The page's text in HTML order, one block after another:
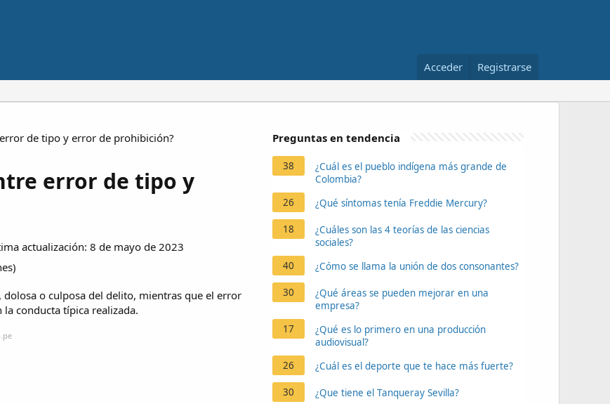
Acceder Registrarse
de tipo y error de prohibición?
error de tipo y
actualización: 8 de mayo de 2023
)
o culposa del delito, mientras que el error
conducta típica realizada.
Preguntas en tendencia
38
¿Cuál es el pueblo indígena más grande de
Colombia?
26
¿Qué síntomas tenía Freddie Mercury?
18
¿Cuáles son las 4 teorías de las ciencias
sociales?
40
¿Cómo se llama la unión de dos consonantes?
30
¿Qué áreas se pueden mejorar en una
empresa?
17
¿Qué es lo primero en una producción
audiovisual?
26
¿Cuál es el deporte que te hace más fuerte?
30 ¿Que tiene el Tanqueray Sevilla?